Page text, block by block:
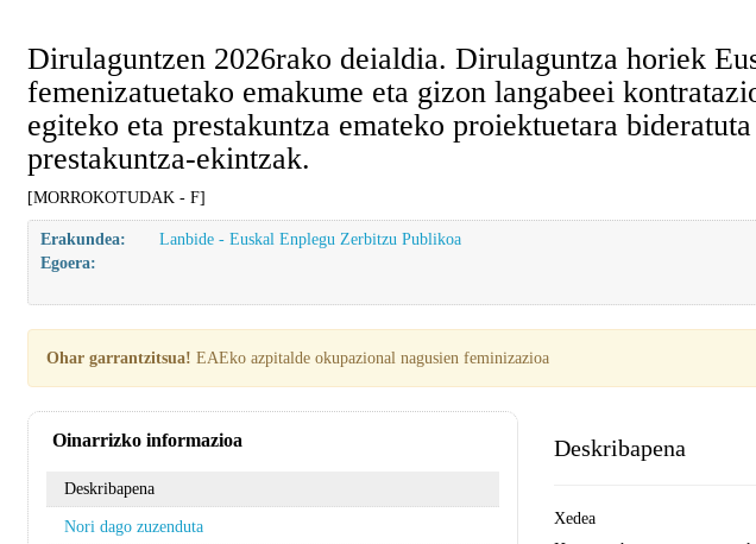
Dirulaguntzen 2026rako deialdia. Dirulaguntza horiek
femenizatuetako emakume eta gizon langabeei
egiteko eta prestakuntza emateko proiektuetara
prestakuntza-ekintzak.
[MORROKOTUDAK - F]
Erakundea:
Lanbide - Euskal Enplegu Zerbitzu Publikoa
Egoera:
Ohar garrantzitsua! EAEko azpitalde okupazional nagusien feminizazioa
Oinarrizko informazioa
Deskribapena
Nori dago zuzenduta
Deskribapena
Xedea